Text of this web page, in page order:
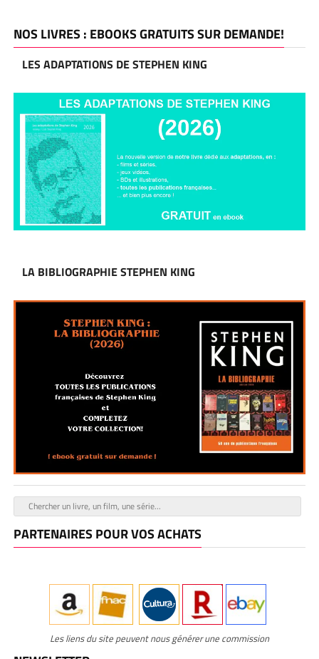
NOS LIVRES : EBOOKS GRATUITS SUR DEMANDE!
LES ADAPTATIONS DE STEPHEN KING
LA BIBLIOGRAPHIE STEPHEN KING
PARTENAIRES POUR VOS ACHATS
Les liens du site peuvent nous générer une commission